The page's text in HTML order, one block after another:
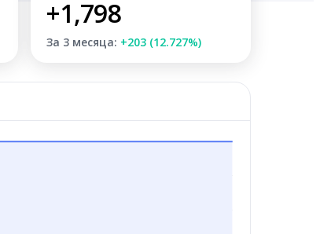
+1,798
За 3 месяца: +203 (12.727%)